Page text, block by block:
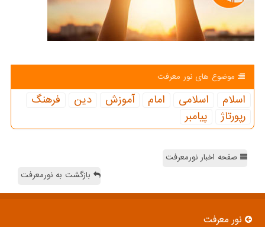
موضوع های نور معرفت
اسلام اسلامی امام آموزش دین
فرهنگ
رپورتاژ
پیامبر
صفحه اخبار نورمعرفت
بازگشت به نورمعرفت
نور معرفت